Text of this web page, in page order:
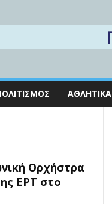
ΑΘΛΗΤΙΚΆ
Ορχήστρα
ΕΡΤ στο